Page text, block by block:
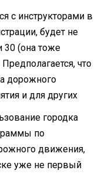
с инструкторами в
будет не
30 (она тоже
что
дорожного
и для других
городка
по
движения,
уже не первый